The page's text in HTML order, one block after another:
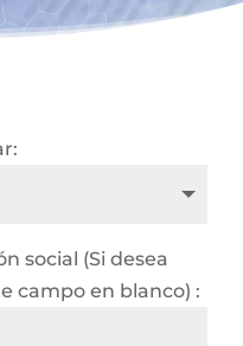
social (Si desea
campo en blanco) :